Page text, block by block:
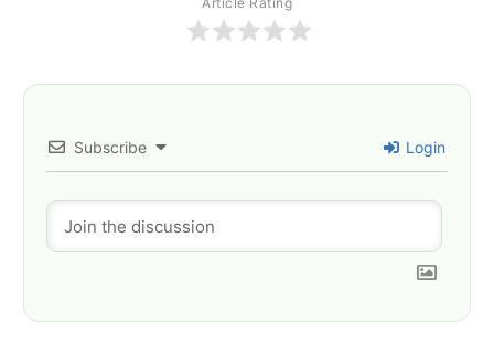
Subscribe Login